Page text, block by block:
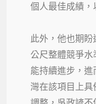
個人最佳成績，
此外，他也期
公尺整體競爭
能持續進步，
灣在該項目上